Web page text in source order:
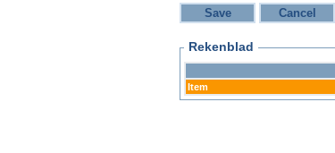
Rekenblad
Item